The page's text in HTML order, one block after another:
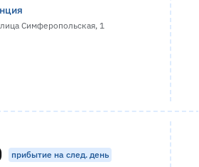
Симферопольская, 1
прибытие на след. день